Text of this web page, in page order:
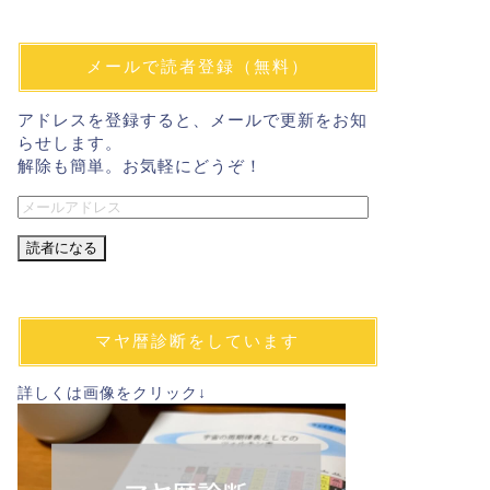
メールで読者登録（無料）
アドレスを登録すると、メールで更新をお知
らせします。
解除も簡単。お気軽にどうぞ！
メ
ル
レ
マヤ暦診断をしています
詳しくは画像をクリック↓